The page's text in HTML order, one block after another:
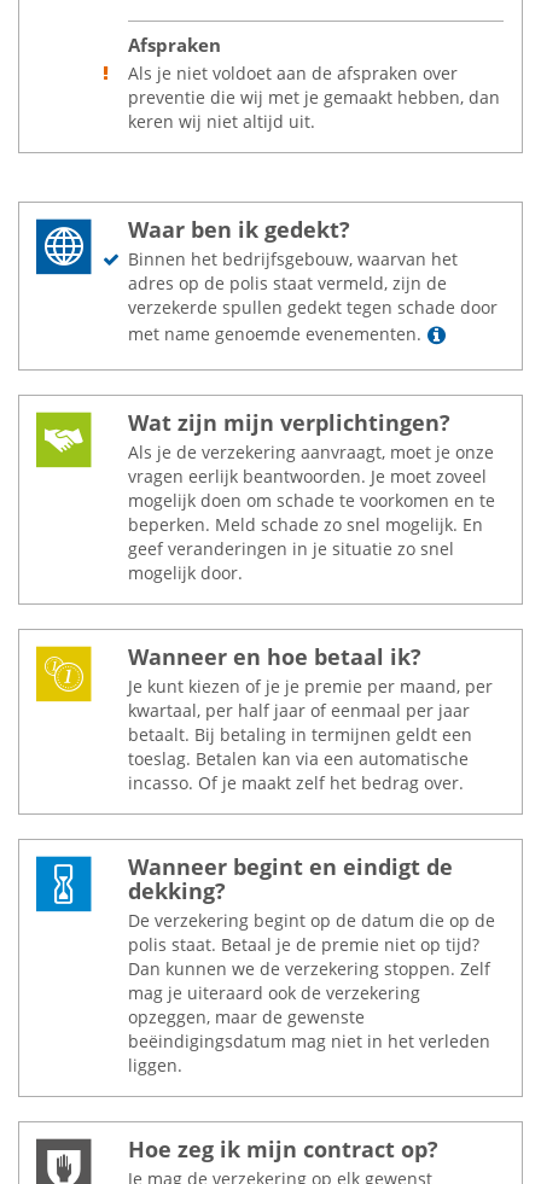
Afspraken
Als je niet voldoet aan de afspraken over
preventie die wij met je gemaakt hebben, dan
keren wij niet altijd uit.
Waar ben ik gedekt?
Binnen het bedrijfsgebouw, waarvan het
adres op de polis staat vermeld, zijn de
verzekerde spullen gedekt tegen schade door
met name genoemde evenementen.
Lees
Wat zijn mijn verplichtingen?
Als je de verzekering aanvraagt, moet je onze
vragen eerlijk beantwoorden. Je moet zoveel
mogelijk doen om schade te voorkomen en te
beperken. Meld schade zo snel mogelijk. En
geef veranderingen in je situatie zo snel
mogelijk door.
Wanneer en hoe betaal ik?
Je kunt kiezen of je je premie per maand, per
kwartaal, per half jaar of eenmaal per jaar
betaalt. Bij betaling in termijnen geldt een
toeslag. Betalen kan via een automatische
incasso. Of je maakt zelf het bedrag over.
Wanneer begint en eindigt de
dekking?
De verzekering begint op de datum die op de
polis staat. Betaal je de premie niet op tijd?
Dan kunnen we de verzekering stoppen. Zelf
mag je uiteraard ook de verzekering
opzeggen, maar de gewenste
beëindigingsdatum mag niet in het verleden
liggen.
Hoe zeg ik mijn contract op?
Je mag de verzekering op elk gewenst